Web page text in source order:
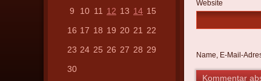
9
10 11 12 13 14 15
16 17 18 19 20 21
22
23 24 25 26 27 28 29
30
Website
Name, E-Mail-